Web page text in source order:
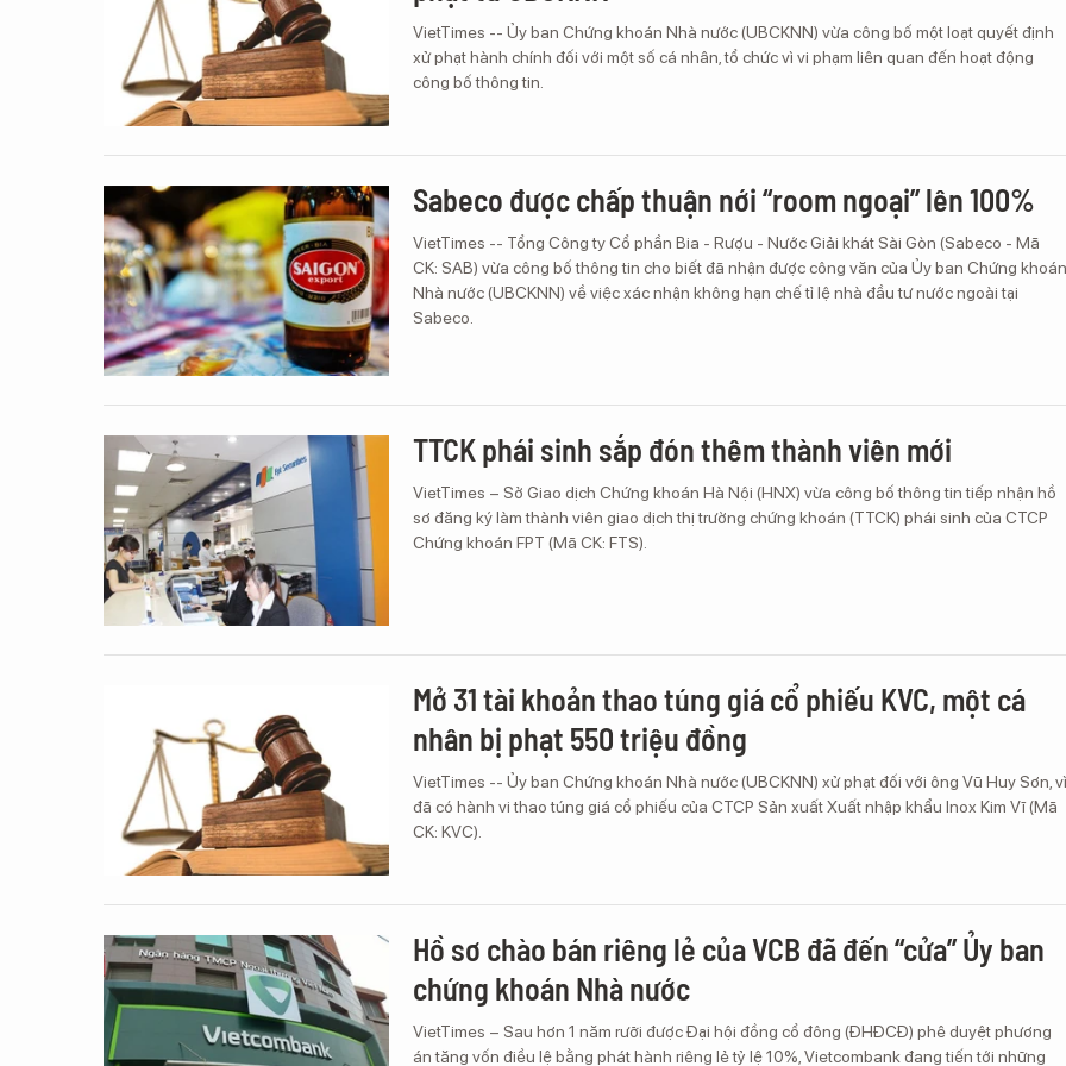
VietTimes -- Ủy ban Chứng khoán Nhà nước (UBCKNN) vừa công bố một loạt quyết định
xử phạt hành chính đối với một số cá nhân, tổ chức vì vi phạm liên quan đến hoạt động
công bố thông tin.
Sabeco được chấp thuận nới “room ngoại” lên 100%
VietTimes -- Tổng Công ty Cổ phần Bia - Rượu - Nước Giải khát Sài Gòn (Sabeco - Mã
CK: SAB) vừa công bố thông tin cho biết đã nhận được công văn của Ủy ban Chứng khoán
Nhà nước (UBCKNN) về việc xác nhận không hạn chế tỉ lệ nhà đầu tư nước ngoài tại
Sabeco.
TTCK phái sinh sắp đón thêm thành viên mới
VietTimes – Sở Giao dịch Chứng khoán Hà Nội (HNX) vừa công bố thông tin tiếp nhận hồ
sơ đăng ký làm thành viên giao dịch thị trường chứng khoán (TTCK) phái sinh của CTCP
Chứng khoán FPT (Mã CK: FTS).
Mở 31 tài khoản thao túng giá cổ phiếu KVC, một cá
nhân bị phạt 550 triệu đồng
VietTimes -- Ủy ban Chứng khoán Nhà nước (UBCKNN) xử phạt đối với ông Vũ Huy Sơn, vì
đã có hành vi thao túng giá cổ phiếu của CTCP Sản xuất Xuất nhập khẩu Inox Kim Vĩ (Mã
CK: KVC).
Hồ sơ chào bán riêng lẻ của VCB đã đến “cửa” Ủy ban
chứng khoán Nhà nước
VietTimes – Sau hơn 1 năm rưỡi được Đại hội đồng cổ đông (ĐHĐCĐ) phê duyệt phương
án tăng vốn điều lệ bằng phát hành riêng lẻ tỷ lệ 10%, Vietcombank đang tiến tới những